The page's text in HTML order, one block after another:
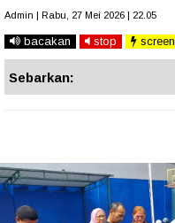
Admin | Rabu, 27 Mei 2026 | 22.05
bacakan stop screen
Sebarkan: